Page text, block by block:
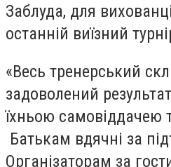
Заблуда, для
останній виїзний
«Весь тренерський
задоволений
їхньою самовіддачею
Батькам вдячні за
Організаторам за